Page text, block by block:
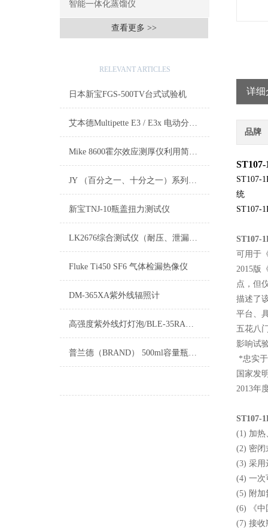
智能一体化蒸馏仪
查看更多 >>
RELEVANT ARTICLES
日本新宝FGS-500TV台式试验机
艾本德Multipette E3 / E3x 电动分液器
Mike 8600霍尔效应测厚仪利用简单的磁法对非铁性材料进行厚度测量
JY （百分之一、十分之一）系列电子天平
新宝TNJ-10瓶盖扭力测试仪
LK2676综合测试仪（耐压、泄漏、接地三合一）
Fluke Ti450 SF6 气体检漏热像仪
DM-365XA紫外线辐照计
高强度紫外线灯灯泡/BLE-35RA紫外线灯泡/聚光型紫外线灯泡
普兰德（BRAND） 500ml容量瓶36054（ PP材质）
详细
品牌
ST107-
统
ST107-
ST107-
可用于
2015版
点，但
描述了
平台、
五花八
影响试
*忠实
国家发
2013年
ST107-
(1) 加热
(2) 密闭
(3) 采用
(4) 一次
(5) 附加
(6) 《中
(7) 接收